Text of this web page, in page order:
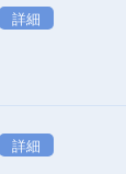
詳細
詳細